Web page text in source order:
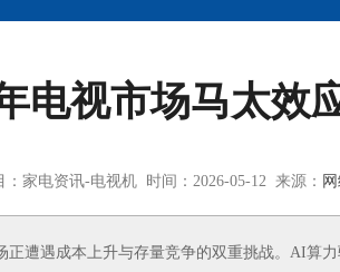
电视市场马太效
：家电资讯-电视机 时间：2026-05-12 来源：
遭遇成本上升与存量竞争的双重挑战。AI算力